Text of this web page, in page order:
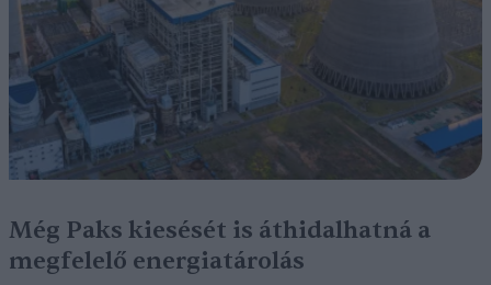
Még Paks kiesését is áthidalhatná a
megfelelő energiatárolás